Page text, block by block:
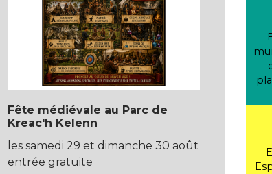
Fête médiévale au Parc de
Kreac'h Kelenn
les samedi 29 et dimanche 30 août
entrée gratuite